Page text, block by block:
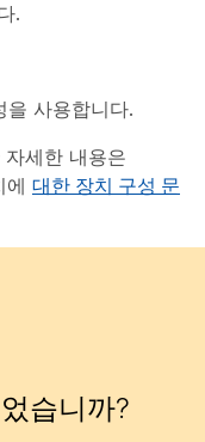
.
을 사용합니다.
세한 내용은
에 대한 장치 구성 문
습니까?